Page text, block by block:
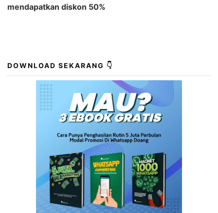
mendapatkan diskon 50%
DOWNLOAD SEKARANG 👇